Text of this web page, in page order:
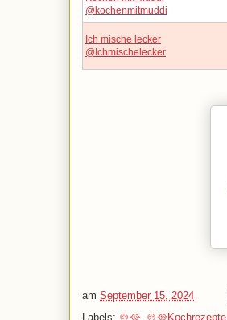
@kochenmitmuddi
Ich mische lecker
@Ichmischelecker
am September 15, 2024
Labels: 🍲🥘 🍲🥘Kochrezepte